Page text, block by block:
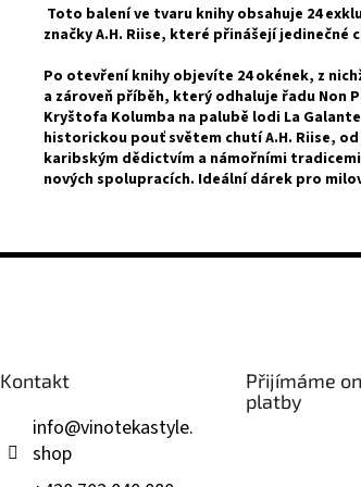
Toto balení ve tvaru knihy obsahuje 24
značky A.H. Riise, které přinášejí jedinečné
Po otevření knihy objevíte 24 okének, z
a zároveň příběh, který odhaluje řadu Non
Kryštofa Kolumba na palubě lodi La
historickou pouť světem chutí A.H. Riise,
karibským dědictvím a námořními
nových spolupracích. Ideální dárek pro
Kontakt
info@vinotekastyle.
shop
Přijímáme
platby